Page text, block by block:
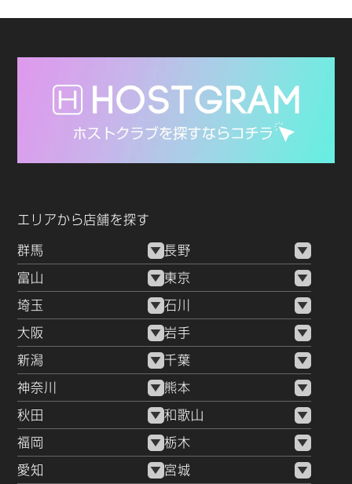
エリアから店舗を探す
群馬 長野
富山 東京
埼玉 石川
大阪 岩手
新潟 千葉
神奈川 熊本
秋田 和歌山
福岡 栃木
愛知 宮城